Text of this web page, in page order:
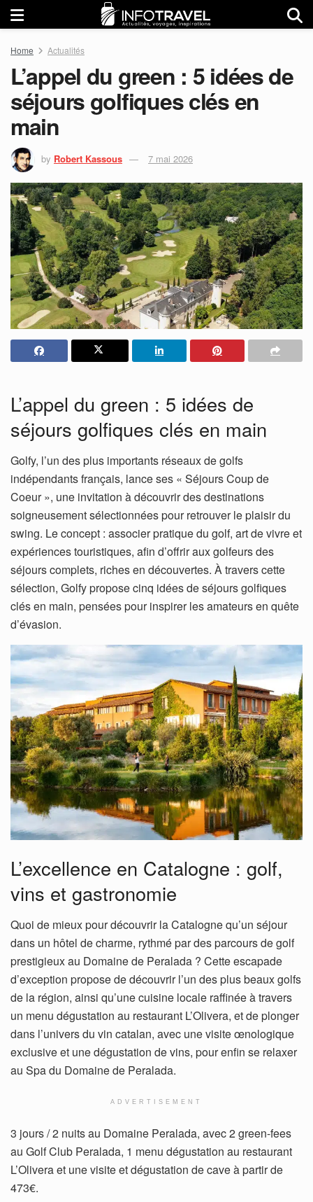
Home Actualités
L’appel du green : 5 idées de
séjours golfiques clés en
main
by Robert Kassous 7 mai 2026
L’appel du green : 5 idées de
séjours golfiques clés en main
Golfy, l’un des plus importants réseaux de golfs
indépendants français, lance ses « Séjours Coup de
Coeur », une invitation à découvrir des destinations
soigneusement sélectionnées pour retrouver le plaisir du
swing. Le concept : associer pratique du golf, art de vivre et
expériences touristiques, afin d’offrir aux golfeurs des
séjours complets, riches en découvertes. À travers cette
sélection, Golfy propose cinq idées de séjours golfiques
clés en main, pensées pour inspirer les amateurs en quête
d’évasion.
L’excellence en Catalogne : golf,
vins et gastronomie
Quoi de mieux pour découvrir la Catalogne qu’un séjour
dans un hôtel de charme, rythmé par des parcours de golf
prestigieux au Domaine de Peralada ? Cette escapade
d’exception propose de découvrir l’un des plus beaux golfs
de la région, ainsi qu’une cuisine locale raffinée à travers
un menu dégustation au restaurant L’Olivera, et de plonger
dans l’univers du vin catalan, avec une visite œnologique
exclusive et une dégustation de vins, pour enfin se relaxer
au Spa du Domaine de Peralada.
ADVERTISEMENT
3 jours / 2 nuits au Domaine Peralada, avec 2 green-fees
au Golf Club Peralada, 1 menu dégustation au restaurant
L’Olivera et une visite et dégustation de cave à partir de
473€.